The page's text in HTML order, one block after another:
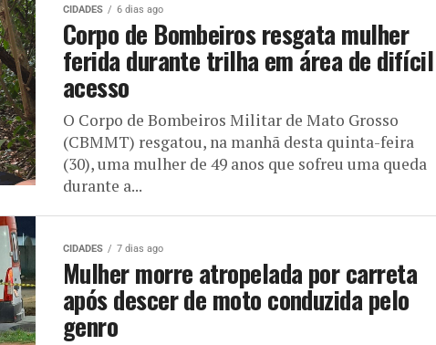
CIDADES 6 dias ago
Corpo de Bombeiros resgata mulher
ferida durante trilha em área de difícil
acesso
O Corpo de Bombeiros Militar de Mato Grosso
(CBMMT) resgatou, na manhã desta quinta-feira
(30), uma mulher de 49 anos que sofreu uma queda
durante a...
CIDADES 7 dias ago
Mulher morre atropelada por carreta
após descer de moto conduzida pelo
genro